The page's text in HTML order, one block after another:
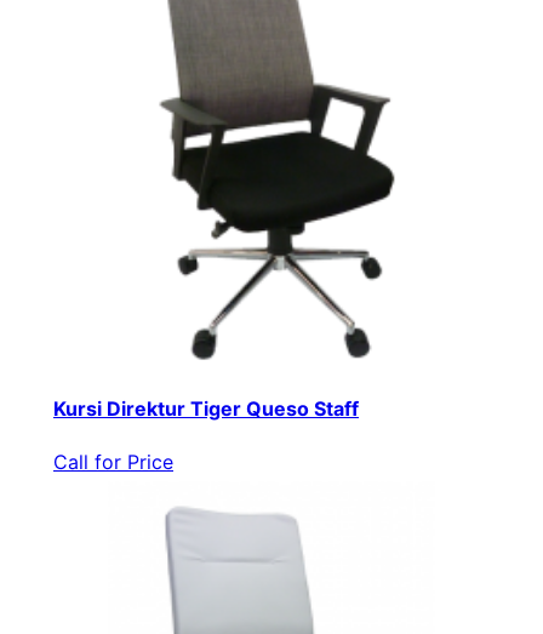
Kursi Direktur Tiger Queso Staff
Call for Price